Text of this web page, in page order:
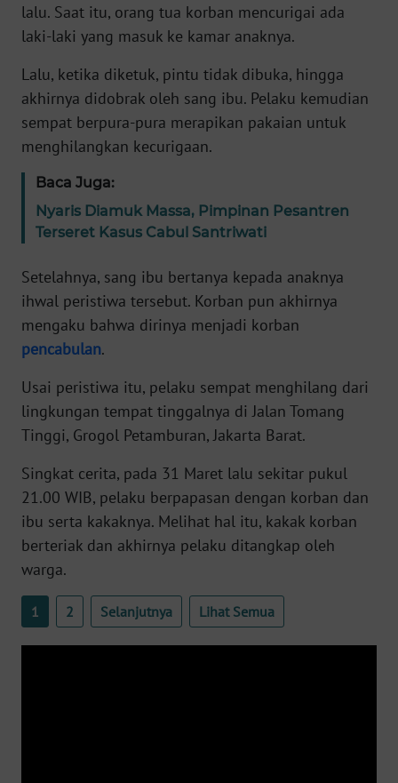
lalu. Saat itu, orang tua korban mencurigai ada
laki-laki yang masuk ke kamar anaknya.
Lalu, ketika diketuk, pintu tidak dibuka, hingga
akhirnya didobrak oleh sang ibu. Pelaku kemudian
sempat berpura-pura merapikan pakaian untuk
menghilangkan kecurigaan.
Baca Juga:
Nyaris Diamuk Massa, Pimpinan Pesantren
Terseret Kasus Cabul Santriwati
Setelahnya, sang ibu bertanya kepada anaknya
ihwal peristiwa tersebut. Korban pun akhirnya
mengaku bahwa dirinya menjadi korban
pencabulan.
Usai peristiwa itu, pelaku sempat menghilang dari
lingkungan tempat tinggalnya di Jalan Tomang
Tinggi, Grogol Petamburan, Jakarta Barat.
Singkat cerita, pada 31 Maret lalu sekitar pukul
21.00 WIB, pelaku berpapasan dengan korban dan
ibu serta kakaknya. Melihat hal itu, kakak korban
berteriak dan akhirnya pelaku ditangkap oleh
warga.
1 2 Selanjutnya Lihat Semua
KARIR
DISCLAIMER
Wahana
Regional
WN
SUMUT
WN
JAKARTA
WN
JABAR
WN
BANTEN
WN
NTT
WN
KEPRI
WN
PAPUA